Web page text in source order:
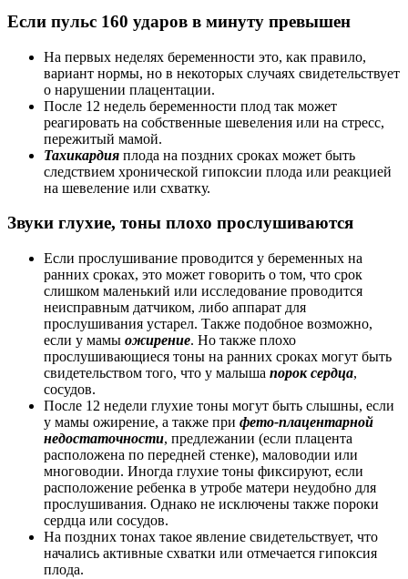
Если пульс 160 ударов в минуту превышен
На первых неделях беременности это, как правило,
вариант нормы, но в некоторых случаях свидетельствует
о нарушении плацентации.
После 12 недель беременности плод так может
реагировать на собственные шевеления или на стресс,
пережитый мамой.
Тахикардия плода на поздних сроках может быть
следствием хронической гипоксии плода или реакцией
на шевеление или схватку.
Звуки глухие, тоны плохо прослушиваются
Если прослушивание проводится у беременных на
ранних сроках, это может говорить о том, что срок
слишком маленький или исследование проводится
неисправным датчиком, либо аппарат для
прослушивания устарел. Также подобное возможно,
если у мамы ожирение. Но также плохо
прослушивающиеся тоны на ранних сроках могут быть
свидетельством того, что у малыша порок сердца,
сосудов.
После 12 недели глухие тоны могут быть слышны, если
у мамы ожирение, а также при фето-плацентарной
недостаточности, предлежании (если плацента
расположена по передней стенке), маловодии или
многоводии. Иногда глухие тоны фиксируют, если
расположение ребенка в утробе матери неудобно для
прослушивания. Однако не исключены также пороки
сердца или сосудов.
На поздних тонах такое явление свидетельствует, что
начались активные схватки или отмечается гипоксия
плода.